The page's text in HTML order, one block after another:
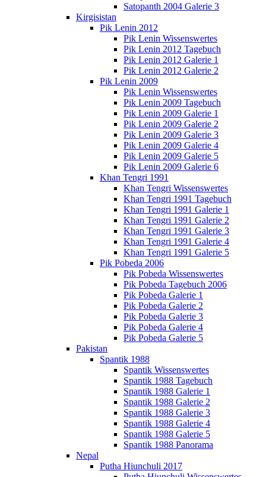
Satopanth 2004 Galerie 3
Kirgisistan
Pik Lenin 2012
Pik Lenin Wissenswertes
Pik Lenin 2012 Tagebuch
Pik Lenin 2012 Galerie 1
Pik Lenin 2012 Galerie 2
Pik Lenin 2009
Pik Lenin Wissenswertes
Pik Lenin 2009 Tagebuch
Pik Lenin 2009 Galerie 1
Pik Lenin 2009 Galerie 2
Pik Lenin 2009 Galerie 3
Pik Lenin 2009 Galerie 4
Pik Lenin 2009 Galerie 5
Pik Lenin 2009 Galerie 6
Khan Tengri 1991
Khan Tengri Wissenswertes
Khan Tengri 1991 Tagebuch
Khan Tengri 1991 Galerie 1
Khan Tengri 1991 Galerie 2
Khan Tengri 1991 Galerie 3
Khan Tengri 1991 Galerie 4
Khan Tengri 1991 Galerie 5
Pik Pobeda 2006
Pik Pobeda Wissenswertes
Pik Pobeda Tagebuch 2006
Pik Pobeda Galerie 1
Pik Pobeda Galerie 2
Pik Pobeda Galerie 3
Pik Pobeda Galerie 4
Pik Pobeda Galerie 5
Pakistan
Spantik 1988
Spantik Wissenswertes
Spantik 1988 Tagebuch
Spantik 1988 Galerie 1
Spantik 1988 Galerie 2
Spantik 1988 Galerie 3
Spantik 1988 Galerie 4
Spantik 1988 Galerie 5
Spantik 1988 Panorama
Nepal
Putha Hiunchuli 2017